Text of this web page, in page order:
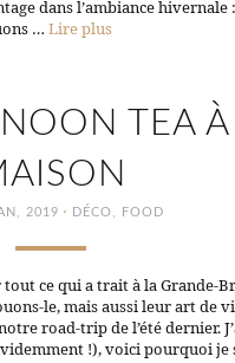
dans l’ambiance hivernale
… Lire plus
TEA
2019 · DÉCO FOOD
ce qui a trait à la Grande-
le, mais aussi leur art de
road-trip de l’été dernier.
!), voici pourquoi je